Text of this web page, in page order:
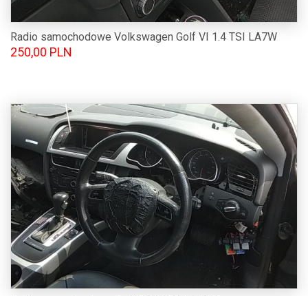
Radio samochodowe Volkswagen Golf VI 1.4 TSI LA7W
250,00 PLN